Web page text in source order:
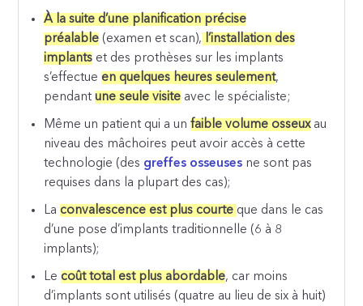
À la suite d’une planification précise
préalable (examen et scan), l’installation des
implants et des prothèses sur les implants
s’effectue en quelques heures seulement,
pendantune seule visite avec le spécialiste;
Même un patient qui a unfaible volume osseuxau
niveau des mâchoires peut avoir accès à cette
technologie (des greffes osseuses ne sont pas
requises dans la plupart des cas);
La convalescence est plus courte que dans le cas
d’une pose d’implants traditionnelle (6 à 8
implants);
Le coût total est plus abordable, car moins
d’implants sont utilisés (quatre au lieu de six à huit)